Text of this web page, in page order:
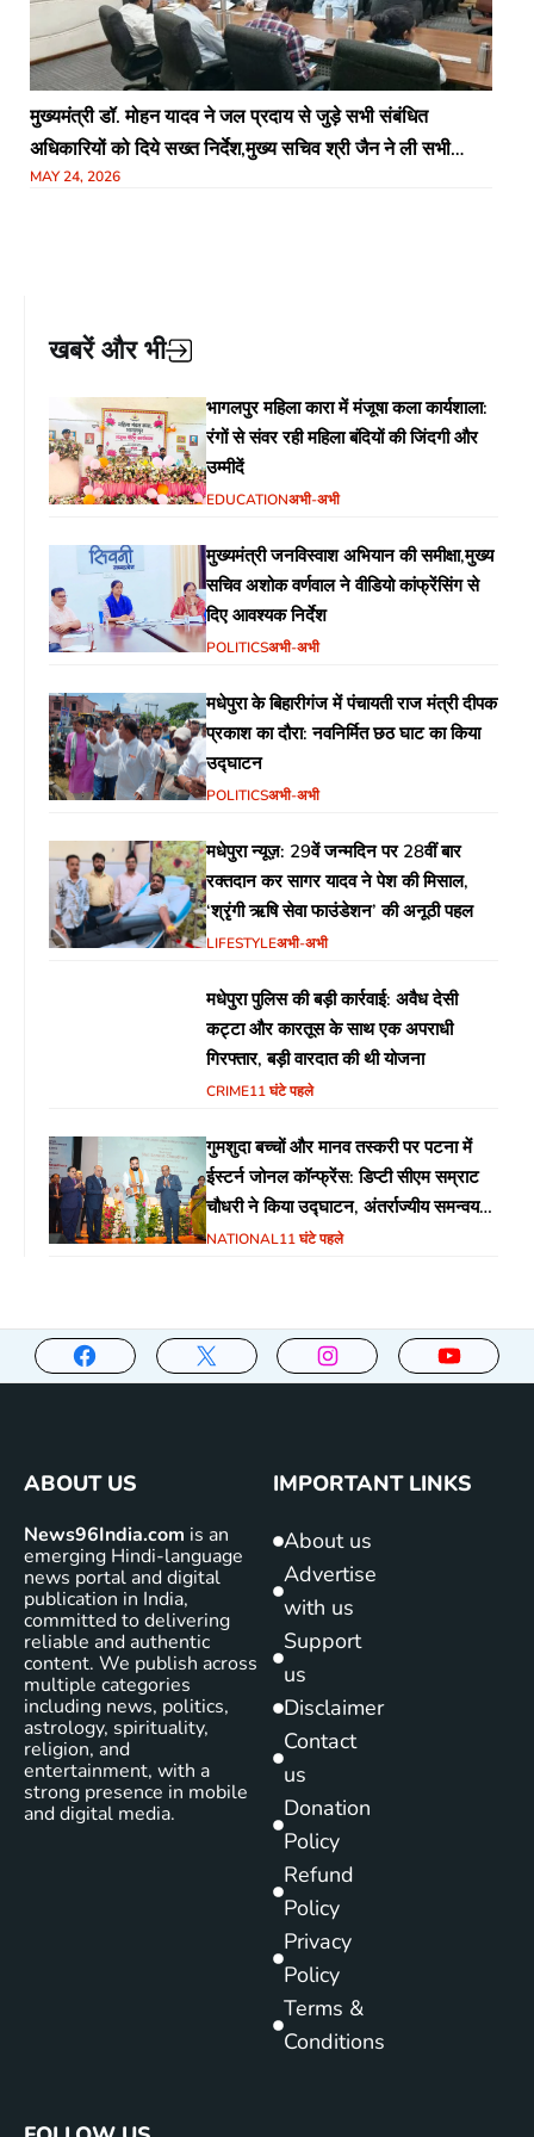
मुख्यमंत्री डॉ. मोहन यादव ने जल प्रदाय से जुड़े सभी संबंधित
अधिकारियों को दिये सख्त निर्देश,मुख्य सचिव श्री जैन ने ली सभी
कलेक्टर, नगरीय निकाय, पंचायत, पीएचई एवं जल निगम के अधिकारियों
MAY 24, 2026
खबरें और भी
भागलपुर महिला कारा में मंजूषा कला कार्यशाला:
रंगों से संवर रही महिला बंदियों की जिंदगी और
उम्मीदें
EDUCATIONअभी-अभी
मुख्यमंत्री जनविस्वाश अभियान की समीक्षा,मुख्य
सचिव अशोक वर्णवाल ने वीडियो कांफ्रेंसिंग से
दिए आवश्यक निर्देश
POLITICSअभी-अभी
मधेपुरा के बिहारीगंज में पंचायती राज मंत्री दीपक
प्रकाश का दौरा: नवनिर्मित छठ घाट का किया
उद्घाटन
POLITICSअभी-अभी
मधेपुरा न्यूज़: 29वें जन्मदिन पर 28वीं बार
रक्तदान कर सागर यादव ने पेश की मिसाल,
‘श्रृंगी ऋषि सेवा फाउंडेशन’ की अनूठी पहल
LIFESTYLEअभी-अभी
मधेपुरा पुलिस की बड़ी कार्रवाई: अवैध देसी
कट्टा और कारतूस के साथ एक अपराधी
गिरफ्तार, बड़ी वारदात की थी योजना
CRIME11 घंटे पहले
गुमशुदा बच्चों और मानव तस्करी पर पटना में
ईस्टर्न जोनल कॉन्फ्रेंस: डिप्टी सीएम सम्राट
चौधरी ने किया उद्घाटन, अंतर्राज्यीय समन्वय
पर जोर
NATIONAL11 घंटे पहले
ABOUT US
News96India.com is an
emerging Hindi-language
news portal and digital
publication in India,
committed to delivering
reliable and authentic
content. We publish across
multiple categories
including news, politics,
astrology, spirituality,
religion, and
entertainment, with a
strong presence in mobile
and digital media.
IMPORTANT LINKS
About us
Advertise
with us
Support
us
Disclaimer
Contact
us
Donation
Policy
Refund
Policy
Privacy
Policy
Terms &
Conditions